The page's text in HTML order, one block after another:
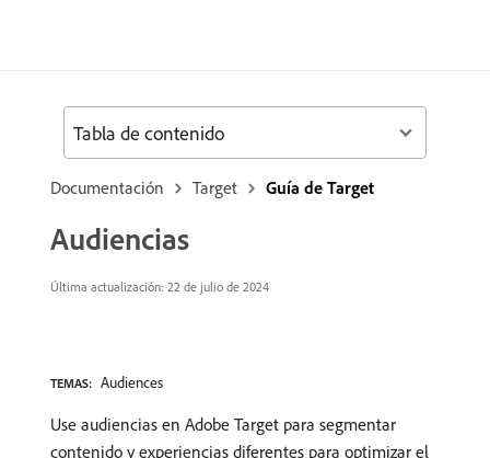
Documentación Target Guía de Target
Audiencias
Última actualización: 22 de julio de 2024
TEMAS: Audiences
Use audiencias en Adobe Target para segmentar
contenido y experiencias diferentes para optimizar el
Tabla de contenido